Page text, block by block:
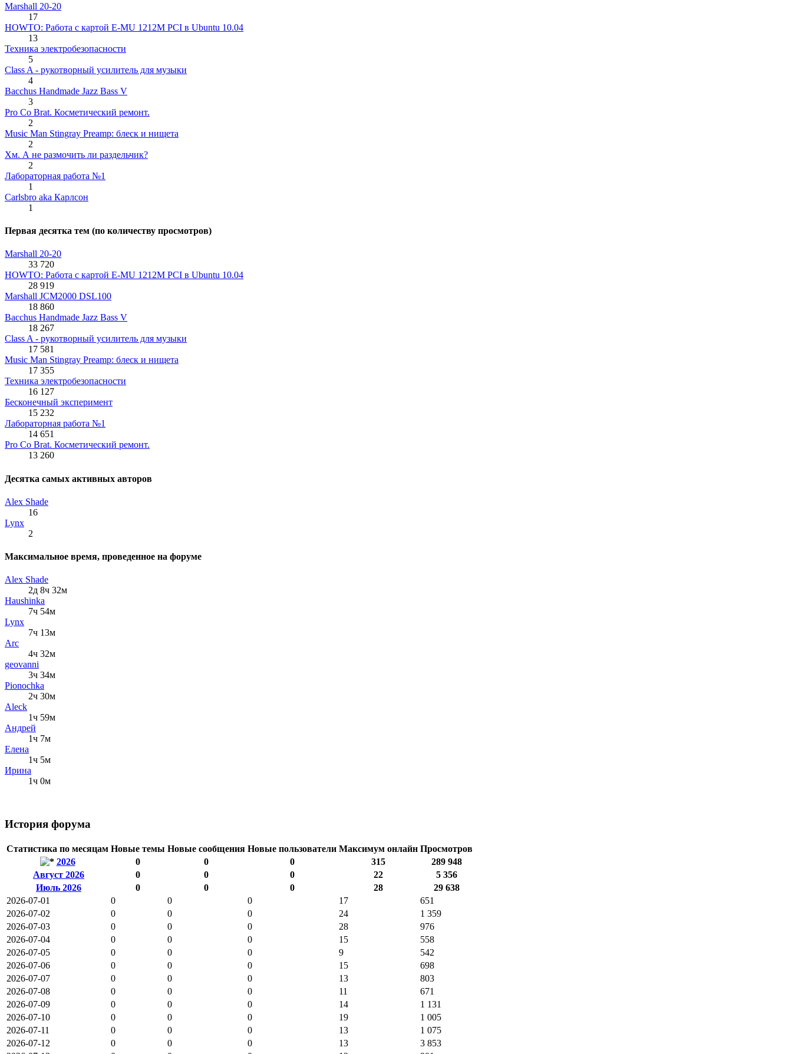
Marshall 20-20
17
HOWTO: Работа с картой E-MU 1212M PCI в Ubuntu 10.04
13
Техника электробезопасности
5
Class A - рукотворный усилитель для музыки
4
Bacchus Handmade Jazz Bass V
3
Pro Co Brat. Косметический ремонт.
2
Music Man Stingray Preamp: блеск и нищета
2
Хм. А не размочить ли раздельчик?
2
Лабораторная работа №1
1
Carlsbro aka Карлсон
1
Первая десятка тем (по количеству просмотров)
Marshall 20-20
33 720
HOWTO: Работа с картой E-MU 1212M PCI в Ubuntu 10.04
28 919
Marshall JCM2000 DSL100
18 860
Bacchus Handmade Jazz Bass V
18 267
Class A - рукотворный усилитель для музыки
17 581
Music Man Stingray Preamp: блеск и нищета
17 355
Техника электробезопасности
16 127
Бесконечный эксперимент
15 232
Лабораторная работа №1
14 651
Pro Co Brat. Косметический ремонт.
13 260
Десятка самых активных авторов
Alex Shade
16
Lynx
2
Максимальное время, проведенное на форуме
Alex Shade
2д 8ч 32м
Haushinka
7ч 54м
Lynx
7ч 13м
Arc
4ч 32м
geovanni
3ч 34м
Pionochka
2ч 30м
Aleck
1ч 59м
Андрей
1ч 7м
Елена
1ч 5м
Ирина
1ч 0м
История форума
Статистика по месяцам Новые темы Новые сообщения Новые пользователи Максимум онлайн Просмотров
2026
0 0 0 315
289 948
Август 2026
0 0 0 22
5 356
Июль 2026
0 0 0 28
29 638
2026-07-01
0 0 0 17
651
2026-07-02
0 0 0 24
1 359
2026-07-03
0 0 0 28
976
2026-07-04
0 0 0 15
558
2026-07-05
0 0 0 9
542
2026-07-06
0 0 0 15
698
2026-07-07
0 0 0 13
803
2026-07-08
0 0 0 11
671
2026-07-09
0 0 0 14
1 131
2026-07-10
0 0 0 19
1 005
2026-07-11
0 0 0 13
1 075
2026-07-12
0 0 0 13
3 853